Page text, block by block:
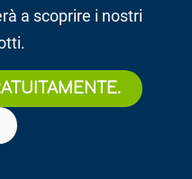
a scoprire i nostri